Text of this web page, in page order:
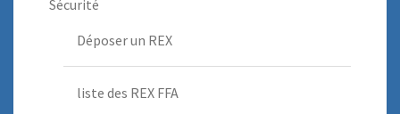
Sécurité
Déposer un REX
liste des REX FFA